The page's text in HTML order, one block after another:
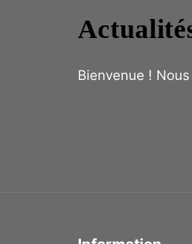
Bienvenue !